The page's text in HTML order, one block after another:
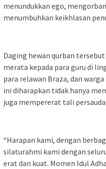
menundukkan ego,
menumbuhkan keikhlasan
‎Daging hewan qurban
merata kepada para guru di
para relawan Braza, dan
ini diharapkan tidak hanya
juga mempererat tali
‎“Harapan kami, dengan
silaturahmi kami dengan
erat dan kuat. Momen Idul